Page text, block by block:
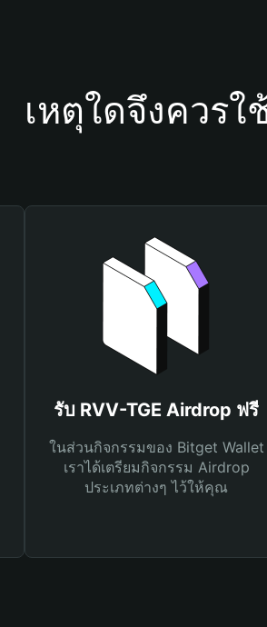
เหตุใดจึงควรใ
รับ RVV-TGE Airdrop ฟรี
ในส่วนกิจกรรมของ Bitget Wallet
เราได้เตรียมกิจกรรม Airdrop
ประเภทต่างๆ ไว้ให้คุณ